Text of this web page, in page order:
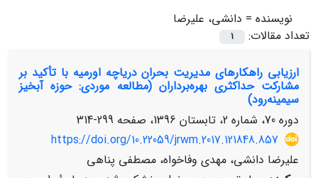
نویسنده = دانشی، علیرضا
تعداد مقالات:
1
ارزیابی راهکارهای مدیریت بحران دریاچه اورمیه با تأکید بر
مشارکت حداکثری بهره‌برداران (مطالعه موردی: حوزه آبخیز
سیمینه‌رود)
دوره 70، شماره 2، تابستان 1396، صفحه
299-314
https://doi.org/10.22059/jrwm.2017.121848.857
علیرضا دانشی، مهدی وفاخواه، مصطفی پناهی